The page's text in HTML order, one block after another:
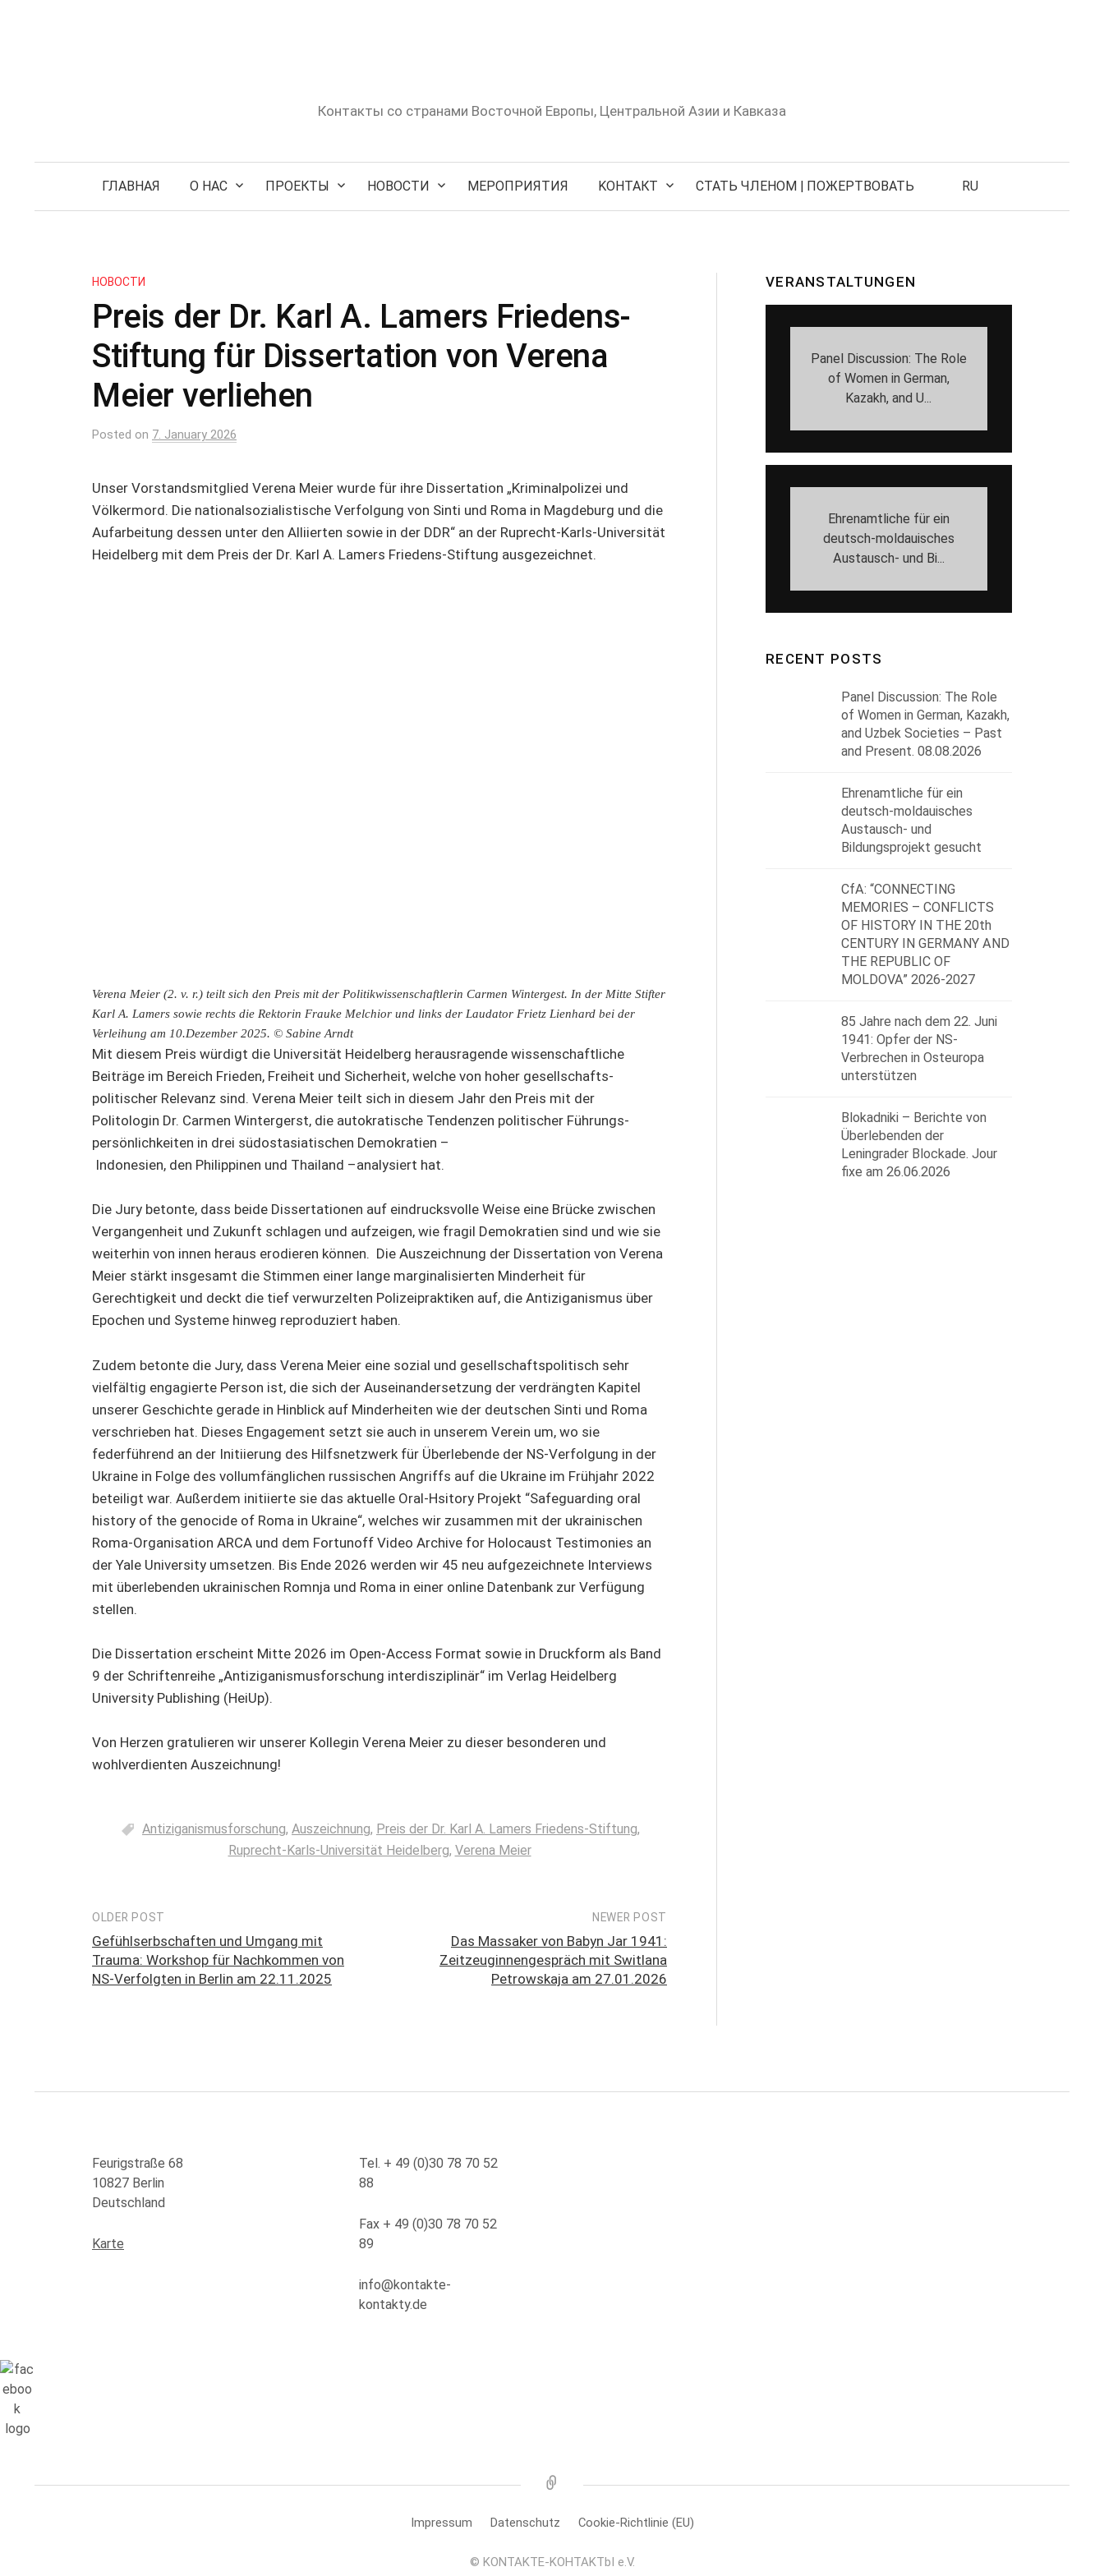
Контакты со странами Восточной Европы, Центральной Азии и Кавказа
ГЛАВНАЯ О НАС ПРОЕКТЫ НОВОСТИ МЕРОПРИЯТИЯ KОНТАКТ СТАТЬ ЧЛЕНОМ | ПОЖЕРТВОВАТЬ RU
Search
НОВОСТИ
Preis der Dr. Karl A. Lamers Friedens-
Stiftung für Dissertation von Verena
Meier verliehen
Posted on 7. January 2026
Unser Vorstandsmitglied Verena Meier wurde für ihre Dissertation „Kriminalpolizei und
Völkermord. Die nationalsozialistische Verfolgung von Sinti und Roma in Magdeburg und die
Aufarbeitung dessen unter den Alliierten sowie in der DDR“ an der Ruprecht-Karls-Universität
Heidelberg mit dem Preis der Dr. Karl A. Lamers Friedens-Stiftung ausgezeichnet.
Verena Meier (2. v. r.) teilt sich den Preis mit der Politikwissenschaftlerin Carmen Wintergest. In der Mitte Stifter
Karl A. Lamers sowie rechts die Rektorin Frauke Melchior und links der Laudator Frietz Lienhard bei der
Verleihung am 10.Dezember 2025. © Sabine Arndt
Mit diesem Preis würdigt die Universität Heidelberg herausragende wissenschaftliche
Beiträge im Bereich Frieden, Freiheit und Sicherheit, welche von hoher gesellschafts-
politischer Relevanz sind. Verena Meier teilt sich in diesem Jahr den Preis mit der
Politologin Dr. Carmen Wintergerst, die autokratische Tendenzen politischer Führungs-
persönlichkeiten in drei südostasiatischen Demokratien –
Indonesien, den Philippinen und Thailand –analysiert hat.
Die Jury betonte, dass beide Dissertationen auf eindrucksvolle Weise eine Brücke zwischen
Vergangenheit und Zukunft schlagen und aufzeigen, wie fragil Demokratien sind und wie sie
weiterhin von innen heraus erodieren können. Die Auszeichnung der Dissertation von Verena
Meier stärkt insgesamt die Stimmen einer lange marginalisierten Minderheit für
Gerechtigkeit und deckt die tief verwurzelten Polizeipraktiken auf, die Antiziganismus über
Epochen und Systeme hinweg reproduziert haben.
Zudem betonte die Jury, dass Verena Meier eine sozial und gesellschaftspolitisch sehr
vielfältig engagierte Person ist, die sich der Auseinandersetzung der verdrängten Kapitel
unserer Geschichte gerade in Hinblick auf Minderheiten wie der deutschen Sinti und Roma
verschrieben hat. Dieses Engagement setzt sie auch in unserem Verein um, wo sie
federführend an der Initiierung des Hilfsnetzwerk für Überlebende der NS-Verfolgung in der
Ukraine in Folge des vollumfänglichen russischen Angriffs auf die Ukraine im Frühjahr 2022
beteiligt war. Außerdem initiierte sie das aktuelle Oral-Hsitory Projekt “Safeguarding oral
history of the genocide of Roma in Ukraine“, welches wir zusammen mit der ukrainischen
Roma-Organisation ARCA und dem Fortunoff Video Archive for Holocaust Testimonies an
der Yale University umsetzen. Bis Ende 2026 werden wir 45 neu aufgezeichnete Interviews
mit überlebenden ukrainischen Romnja und Roma in einer online Datenbank zur Verfügung
stellen.
Die Dissertation erscheint Mitte 2026 im Open-Access Format sowie in Druckform als Band
9 der Schriftenreihe „Antiziganismusforschung interdisziplinär“ im Verlag Heidelberg
University Publishing (HeiUp).
Von Herzen gratulieren wir unserer Kollegin Verena Meier zu dieser besonderen und
wohlverdienten Auszeichnung!
Antiziganismusforschung, Auszeichnung, Preis der Dr. Karl A. Lamers Friedens-Stiftung,
Ruprecht-Karls-Universität Heidelberg, Verena Meier
Post
navigation
OLDER POST
Gefühlserbschaften und Umgang mit
Trauma: Workshop für Nachkommen von
NS-Verfolgten in Berlin am 22.11.2025
NEWER POST
Das Massaker von Babyn Jar 1941:
Zeitzeuginnengespräch mit Switlana
Petrowskaja am 27.01.2026
VERANSTALTUNGEN
Panel Discussion: The Role
of Women in German,
Kazakh, and U...
Ehrenamtliche für ein
deutsch-moldauisches
Austausch- und Bi...
RECENT POSTS
Panel Discussion: The Role
of Women in German, Kazakh,
and Uzbek Societies – Past
and Present. 08.08.2026
Ehrenamtliche für ein
deutsch-moldauisches
Austausch- und
Bildungsprojekt gesucht
CfA: “CONNECTING
MEMORIES – CONFLICTS
OF HISTORY IN THE 20th
CENTURY IN GERMANY AND
THE REPUBLIC OF
MOLDOVA” 2026-2027
85 Jahre nach dem 22. Juni
1941: Opfer der NS-
Verbrechen in Osteuropa
unterstützen
Blokadniki – Berichte von
Überlebenden der
Leningrader Blockade. Jour
fixe am 26.06.2026
Feurigstraße 68
10827 Berlin
Deutschland
Karte
Tel. + 49 (0)30 78 70 52
88
Fax + 49 (0)30 78 70 52
89
info@kontakte-
kontakty.de
Новости
Impressum Datenschutz Cookie-Richtlinie (EU)
© KONTAKTE-KOHTAKTbI e.V.